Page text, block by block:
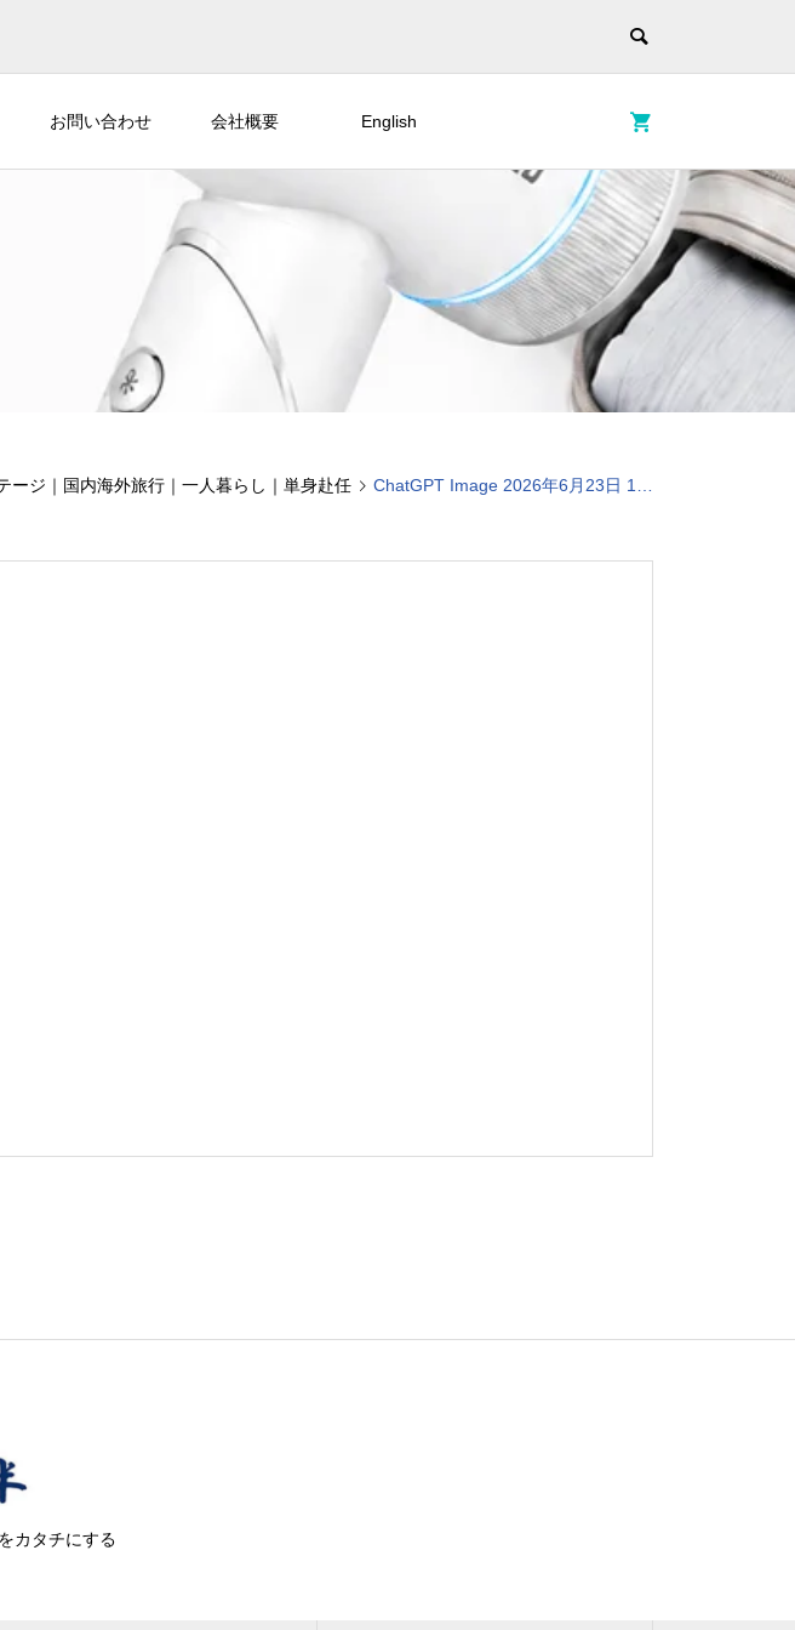
お問い合わせ 会社概要 English
ージ｜国内海外旅行｜一人暮らし｜単身赴任 ChatGPT Image 2026年6月23日 16_18_44
カタチにする